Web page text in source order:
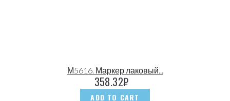
М5616. Маркер лаковый...
358.32₽
ADD TO CART